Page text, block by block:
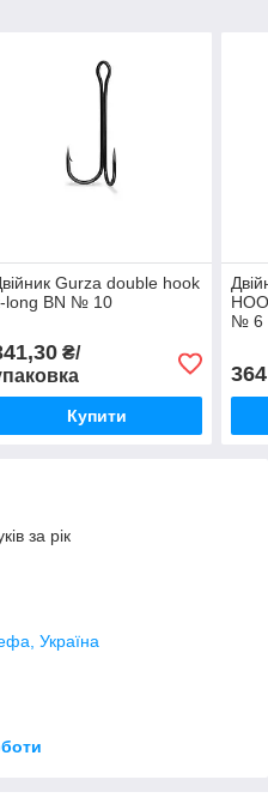
Gurza double hook
long BN № 10
₴/
Купити
№ 6
364
за рік
Україна